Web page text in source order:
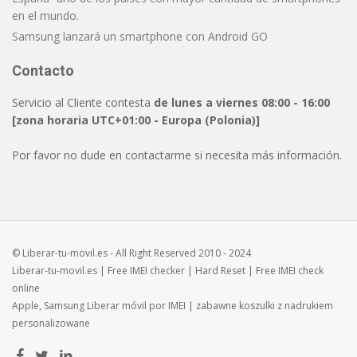
en el mundo.
Samsung lanzará un smartphone con Android GO
Contacto
Servicio al Cliente contesta de lunes a viernes 08:00 - 16:00
[zona horaria UTC+01:00 - Europa (Polonia)]
Por favor no dude en contactarme si necesita más información.
© Liberar-tu-movil.es - All Right Reserved 2010 - 2024
Liberar-tu-movil.es | Free IMEI checker | Hard Reset | Free IMEI check
online
Apple, Samsung Liberar móvil por IMEI | zabawne koszulki z nadrukiem
personalizowane